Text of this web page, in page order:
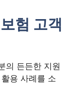
험 고객
의 든든한 지원
용 사례를 소